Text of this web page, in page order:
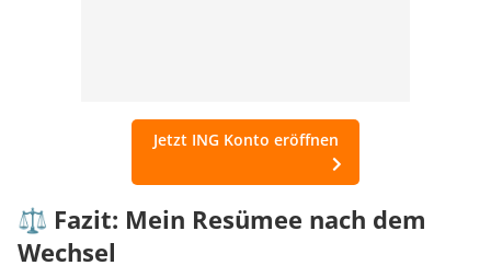
Jetzt ING Konto eröffnen
⚖️ Fazit: Mein Resümee nach dem
Wechsel